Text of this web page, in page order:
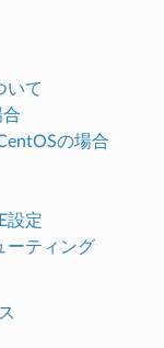
いて
の場合
設定
ーティング